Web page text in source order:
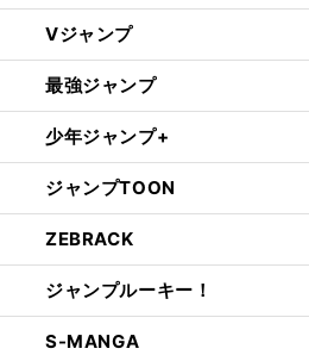
Vジャンプ
最強ジャンプ
少年ジャンプ+
ジャンプTOON
ZEBRACK
ジャンプルーキー！
S-MANGA